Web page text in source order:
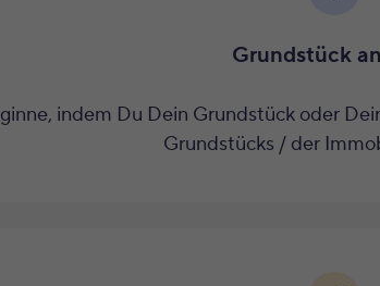
Grundstück
indem Du Dein Grundstück oder
Grundstücks / der